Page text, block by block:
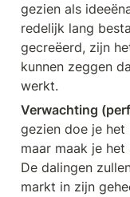
gezien als
redelijk lang
gecreëerd, zijn
kunnen zeggen
werkt.
Verwachting
gezien doe je
maar maak je
De dalingen
markt in zijn